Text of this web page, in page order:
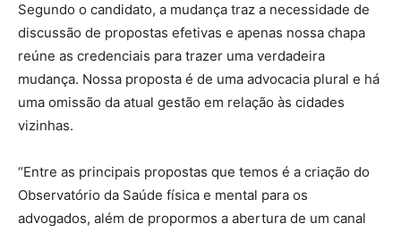
Segundo o candidato, a mudança traz a necessidade de
discussão de propostas efetivas e apenas nossa chapa
reúne as credenciais para trazer uma verdadeira
mudança. Nossa proposta é de uma advocacia plural e há
uma omissão da atual gestão em relação às cidades
vizinhas.
“Entre as principais propostas que temos é a criação do
Observatório da Saúde física e mental para os
advogados, além de propormos a abertura de um canal